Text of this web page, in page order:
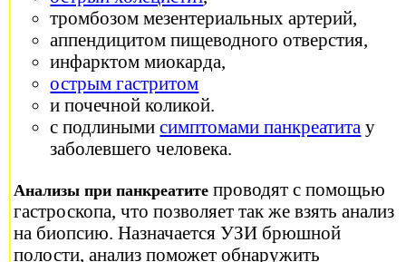
тромбозом мезентериальных артерий,
аппендицитом пищеводного отверстия,
инфарктом миокарда,
острым гастритом
и почечной коликой.
с подлинымисимптомами панкреатита у
заболевшего человека.
Анализы при панкреатите проводят с помощью
гастроскопа, что позволяет так же взять анализ
на биопсию. Назначается УЗИ брюшной
полости, анализ поможет обнаружить